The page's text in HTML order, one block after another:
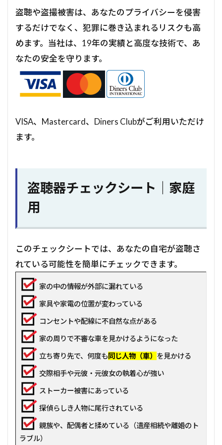
盗聴や盗撮被害は、あなたのプライバシーを侵害
するだけでなく、犯罪に巻き込まれるリスクも高
めます。当社は、19年の実績と高度な技術で、あ
なたの安全を守ります。
VISA、Mastercard、Diners Clubがご利用いただけ
ます。
盗聴器チェックシート｜家庭
用
このチェックシートでは、あなたの自宅が盗聴さ
れている可能性を簡単にチェックできます。
家の中の情報が外部に漏れている
家具や家電の位置が変わっている
コンセントや配線に不自然な点がある
家の周りで不審な車を見かけるようになった
立ち寄り先で、何度も同じ人物（車） を見かける
交際相手や元彼・元彼女の執着心が強い
ストーカー被害にあっている
探偵らしき人物に尾行されている
親族や、配偶者と揉めている（遺産相続や離婚のト
ラブル）